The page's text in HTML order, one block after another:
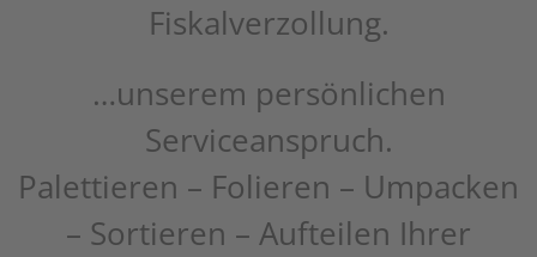
Fiskalverzollung.
…unserem persönlichen
Serviceanspruch.
Palettieren – Folieren – Umpacken
– Sortieren – Aufteilen Ihrer